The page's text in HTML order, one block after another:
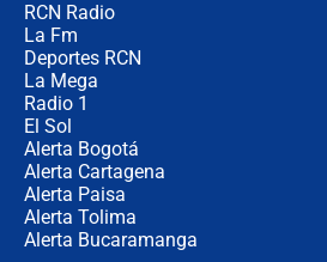
RCN Radio
La Fm
Deportes RCN
La Mega
Radio 1
El Sol
Alerta Bogotá
Alerta Cartagena
Alerta Paisa
Alerta Tolima
Alerta Bucaramanga